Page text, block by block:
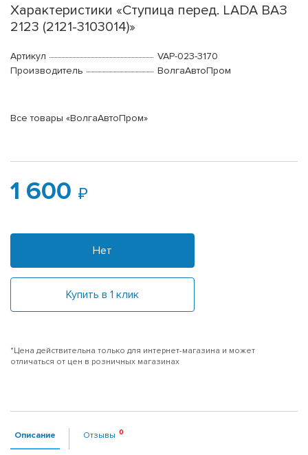
Характеристики «Ступица перед. LADA ВАЗ
2123 (2121-3103014)»
Артикул
VAP-023-3170
Производитель
ВолгаАвтоПром
Все товары «ВолгаАвтоПром»
1 600
Нет
Купить в 1 клик
*Цена действительна только для интернет-магазина и может
отличаться от цен в розничных магазинах
Описание Отзывы